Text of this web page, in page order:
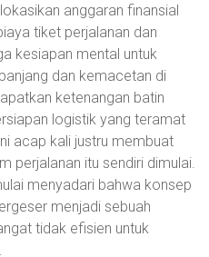
anggaran finansial
tiket perjalanan dan
kesiapan mental untuk
dan kemacetan di
ketenangan batin
logistik yang teramat
acap kali justru membuat
perjalanan itu sendiri dimulai.
menyadari bahwa konsep
menjadi sebuah
tidak efisien untuk